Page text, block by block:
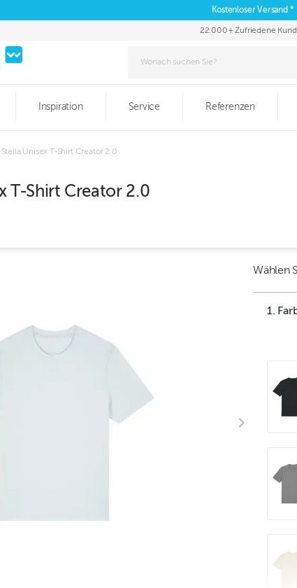
Kostenloser Versand *
22.000+ Zufriedene
Inspiration Service Referenzen
Stella Unisex T-Shirt Creator 2.0
T-Shirt Creator 2.0
Wählen
1.